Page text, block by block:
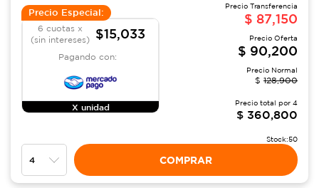
Precio Especial:
6 cuotas x
(sin intereses)
$15,033
Pagando con:
X unidad
Precio Transferencia
$ 87,150
Precio Oferta
$ 90,200
Precio Normal
$ 128,900
Precio total por 4
$ 360,800
Stock:50
COMPRAR